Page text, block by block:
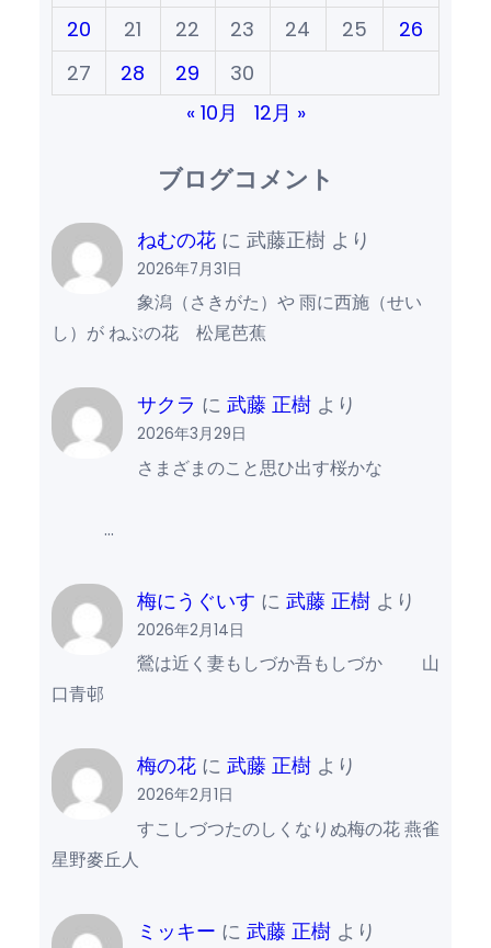
20
21 22 23 24 25
26
27
28 29
30
« 10月
12月 »
ブログコメント
ねむの花 に武藤正樹 より
2026年7月31日
象潟（さきがた）や 雨に西施（せい
し）が ねぶの花 松尾芭蕉
サクラ に武藤 正樹 より
2026年3月29日
さまざまのこと思ひ出す桜かな
…
梅にうぐいす に武藤 正樹 より
2026年2月14日
鶯は近く妻もしづか吾もしづか 山
口青邨
梅の花 に武藤 正樹 より
2026年2月1日
すこしづつたのしくなりぬ梅の花 燕雀
星野麥丘人
ミッキー に武藤 正樹 より